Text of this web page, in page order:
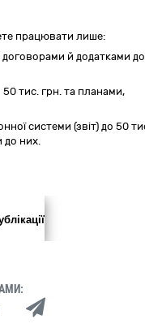
працювати лише:
й додатками до
тис. грн. та планами,
системи (звіт) до 50
до них.